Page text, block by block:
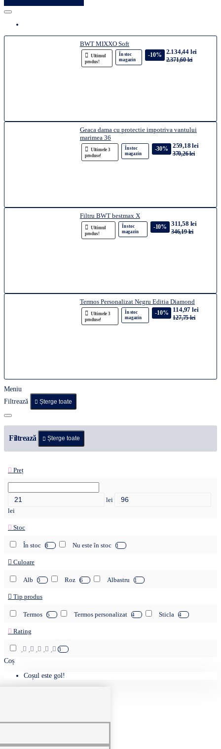
BWT MIXXO Soft
Ultimul
produs!
În stoc
magazin
-10% 2.134,44 lei
2.371,60 lei
Geaca dama cu protectie impotriva vantului
marimea 36
Ultimele 3
produse!
În stoc
magazin
-30% 259,18 lei
370,26 lei
Filtru BWT bestmax X
Ultimul
produs!
În stoc
magazin
-10% 311,58 lei
346,19 lei
Termos Personalizat Negru Editia Diamond
Ultimele 3
produse!
În stoc
magazin
-10% 114,97 lei
127,75 lei
Meniu
Filtrează
Șterge toate
Filtrează Șterge toate
Preț
lei
lei
Stoc
În stoc 8 Nu este în stoc 1
Culoare
Alb 3 Roz 6 Albastru 1
Tip produs
Termos 5 Termos personalizat 4 Sticla 4
Rating
3
Coș
Coșul este gol!